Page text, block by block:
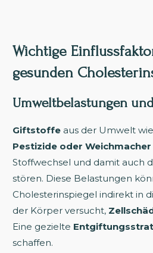
Wichtige
gesunden
Umweltbelastungen
Giftstoffe aus der Umwelt wie
Pestizide oder Weichmacher
Stoffwechsel und damit auch
stören. Diese Belastungen
Cholesterinspiegel indirekt in
der Körper versucht,
Eine gezielte
schaffen.